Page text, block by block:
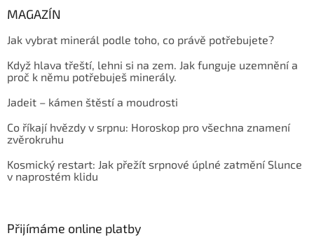
MAGAZÍN
Jak vybrat minerál podle toho, co právě potřebujete?
Když hlava třeští, lehni si na zem. Jak funguje uzemnění a
proč k němu potřebuješ minerály.
Jadeit – kámen štěstí a moudrosti
Co říkají hvězdy v srpnu: Horoskop pro všechna znamení
zvěrokruhu
Kosmický restart: Jak přežít srpnové úplné zatmění Slunce
v naprostém klidu
Přijímáme online platby